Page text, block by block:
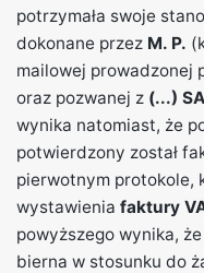
potrzymała swoje
dokonane przez M. P.
mailowej prowadzonej
oraz pozwanej z (...) SA
wynika natomiast, że
potwierdzony został
pierwotnym protokole,
wystawienia faktury
powyższego wynika,
bierna w stosunku do